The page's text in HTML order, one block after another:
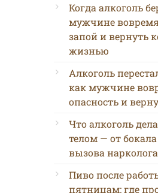
Когда алкоголь
мужчине
запой и вернуть
жизнью
Алкоголь
как мужчине
опасность и
Что алкоголь
телом — от
вызова нарколога
Пиво после
пятницам: где